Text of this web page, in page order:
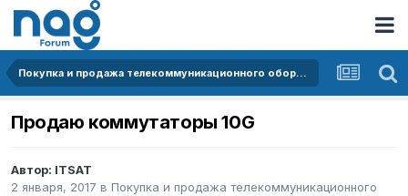
Покупка и продажа телекоммуникационного оборудования
Продаю коммутаторы 10G
Автор: ITSAT
2 января, 2017 в Покупка и продажа телекоммуникационного